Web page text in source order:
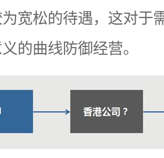
宽松的待遇，这对于
的曲线防御经营。